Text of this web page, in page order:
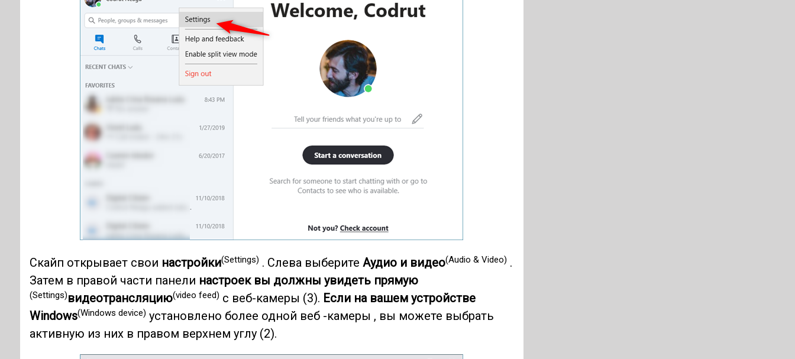
Скайп открывает свои настройки(Settings) . Слева выберите Аудио и видео(Audio & Video) .
Затем в правой части панели настроек вы должны увидеть прямую
(Settings)видеотрансляцию(video feed) с веб-камеры (3). Если на вашем устройстве
Windows(Windows device) установлено более одной веб -камеры , вы можете выбрать
активную из них в правом верхнем углу (2).